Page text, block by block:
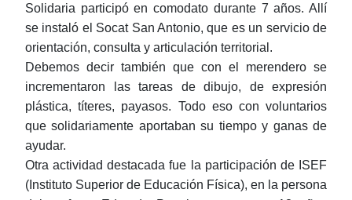
Solidaria participó en comodato durante 7 años. Allí
se instaló el Socat San Antonio, que es un servicio de
orientación, consulta y articulación territorial.
Debemos decir también que con el merendero se
incrementaron las tareas de dibujo, de expresión
plástica, títeres, payasos. Todo eso con voluntarios
que solidariamente aportaban su tiempo y ganas de
ayudar.
Otra actividad destacada fue la participación de ISEF
(Instituto Superior de Educación Física), en la persona